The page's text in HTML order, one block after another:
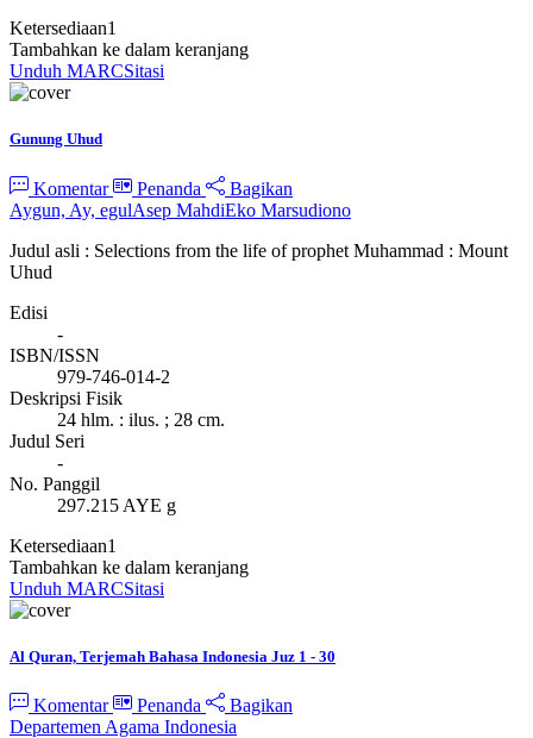
Ketersediaan1
Tambahkan ke dalam keranjang
Unduh MARCSitasi
Gunung Uhud
Komentar Penanda
Bagikan
Aygun, Ay, egulAsep MahdiEko Marsudiono
Judul asli : Selections from the life of prophet Muhammad : Mount
Uhud
Edisi
-
ISBN/ISSN
979-746-014-2
Deskripsi Fisik
24 hlm. : ilus. ; 28 cm.
Judul Seri
-
No. Panggil
297.215 AYE g
Ketersediaan1
Tambahkan ke dalam keranjang
Unduh MARCSitasi
Al Quran, Terjemah Bahasa Indonesia Juz 1 - 30
Komentar Penanda
Bagikan
Departemen Agama Indonesia